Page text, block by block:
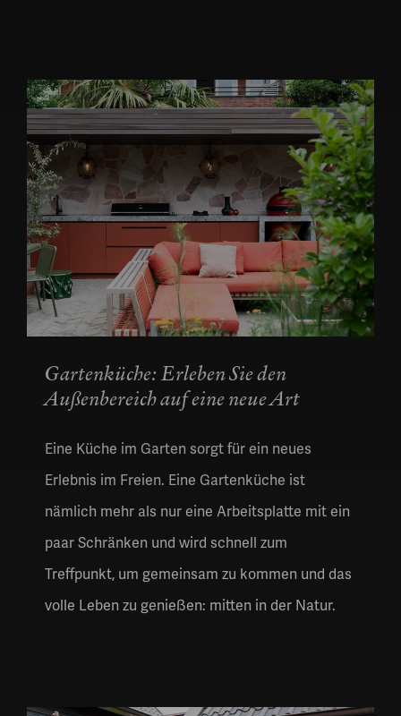
Gartenküche: Erleben Sie den
Außenbereich auf eine neue Art
Eine Küche im Garten sorgt für ein neues
Erlebnis im Freien. Eine Gartenküche ist
nämlich mehr als nur eine Arbeitsplatte mit ein
paar Schränken und wird schnell zum
Treffpunkt, um gemeinsam zu kommen und das
volle Leben zu genießen: mitten in der Natur.